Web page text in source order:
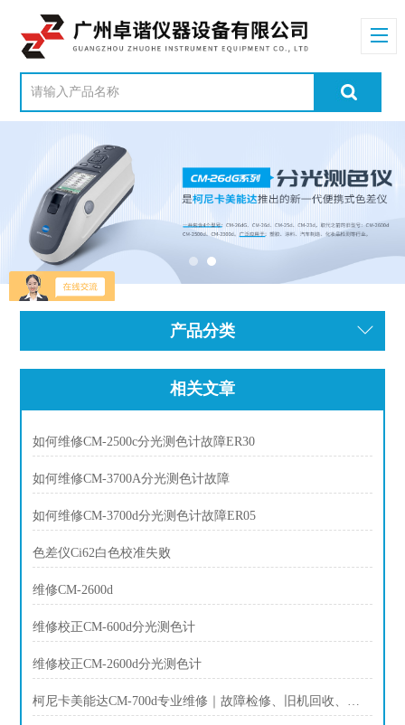
产品分类
相关文章
如何维修CM-2500c分光测色计故障ER30
如何维修CM-3700A分光测色计故障
如何维修CM-3700d分光测色计故障ER05
色差仪Ci62白色校准失败
维修CM-2600d
维修校正CM-600d分光测色计
维修校正CM-2600d分光测色计
柯尼卡美能达CM-700d专业维修｜故障检修、旧机回收、以旧换新全方案